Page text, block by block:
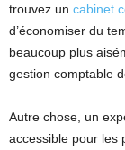
trouvez un cabinet
d’économiser du
beaucoup plus
gestion comptable
Autre chose, un
accessible pour les